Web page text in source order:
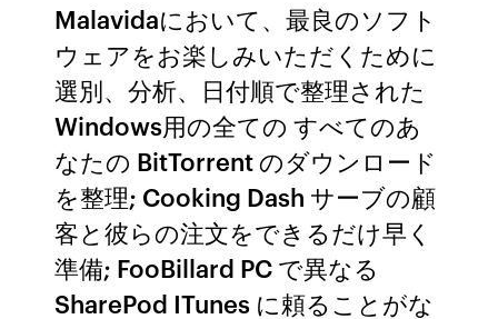
Malavidaにおいて、最良のソフト
ウェアをお楽しみいただくために
選別、分析、日付順で整理された
Windows用の全ての すべてのあ
なたの BitTorrent のダウンロード
を整理; Cooking Dash サーブの顧
客と彼らの注文をできるだけ早く
準備; FooBillard PC で異なる
SharePod ITunes に頼ることがな